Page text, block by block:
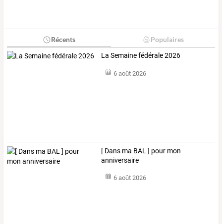
Récents Populaires
La Semaine fédérale 2026
6 août 2026
[ Dans ma BAL ] pour mon
anniversaire
6 août 2026